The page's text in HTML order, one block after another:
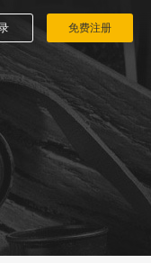
免费注册